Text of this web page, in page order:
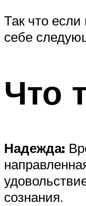
Так что
себе
Что
Надежда:
сознания.